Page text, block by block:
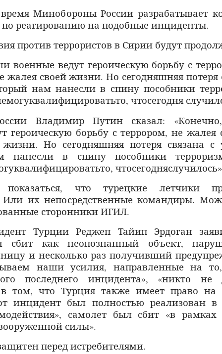
Минобороны России разрабатывает
реагированию на подобные инциденты.
против террористов в Сирии будут
военные ведут героическую борьбу с
жалея своей жизни. Но сегодняшняя потеря
нам нанесли в спину пособники
могуквалифицироватьто, чтосегодня
Владимир Путин сказал:
героическую борьбу с террором, не жалея
Но сегодняшняя потеря связана с
нанесли в спину пособники
квалифицироватьто, чтосегодняслучило
что турецкие летчики
их непосредственные командиры.
сторонники ИГИЛ.
Турции Реджеп Тайип Эрдоган
сбит как неопознанный объект,
и несколько раз получивший
наши усилия, направленные на
последнего инцидента», «никто не
в том, что Турция также имеет право на
инцидент был полностью реализован в
самолет был сбит «в рамках
силы».
перед истребителями.